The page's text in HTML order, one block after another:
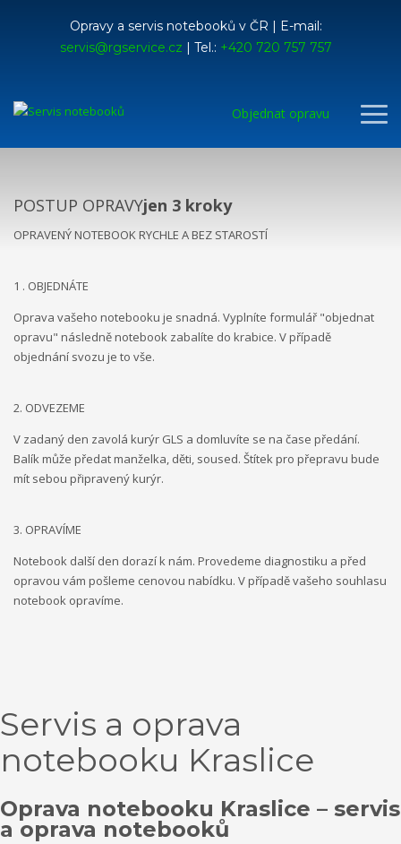
Opravy a servis notebooků v ČR | E-mail:
servis@rgservice.cz | Tel.: +420 720 757 757
Objednat opravu
POSTUP OPRAVYjen 3 kroky
OPRAVENÝ NOTEBOOK RYCHLE A BEZ STAROSTÍ
1 . OBJEDNÁTE
Oprava vašeho notebooku je snadná. Vyplníte formulář "objednat
opravu" následně notebook zabalíte do krabice. V případě
objednání svozu je to vše.
2. ODVEZEME
V zadaný den zavolá kurýr GLS a domluvíte se na čase předání.
Balík může předat manželka, děti, soused. Štítek pro přepravu bude
mít sebou připravený kurýr.
3. OPRAVÍME
Notebook další den dorazí k nám. Provedeme diagnostiku a před
opravou vám pošleme cenovou nabídku. V případě vašeho souhlasu
notebook opravíme.
Servis a oprava
notebooku Kraslice
Oprava notebooku Kraslice – servis
a oprava notebooků